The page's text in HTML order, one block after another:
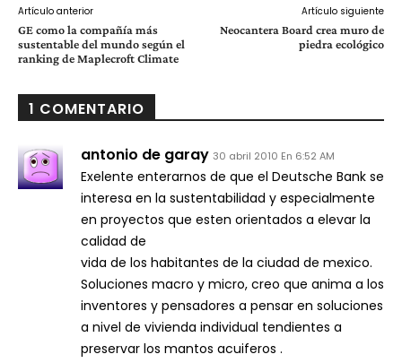
Artículo anterior
GE como la compañía más
sustentable del mundo según el
ranking de Maplecroft Climate
Artículo siguiente
Neocantera Board crea muro de
piedra ecológico
1 COMENTARIO
antonio de garay 30 abril 2010 En 6:52 AM
Exelente enterarnos de que el Deutsche Bank se
interesa en la sustentabilidad y especialmente
en proyectos que esten orientados a elevar la
calidad de
vida de los habitantes de la ciudad de mexico.
Soluciones macro y micro, creo que anima a los
inventores y pensadores a pensar en soluciones
a nivel de vivienda individual tendientes a
preservar los mantos acuiferos .